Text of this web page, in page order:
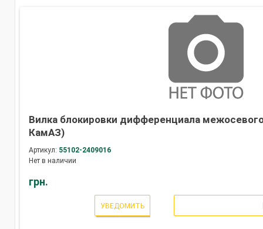
Вилка блокировки дифференциала
КамАЗ)
Артикул: 55102-2409016
Нет в наличии
грн.
УВЕДОМИТЬ